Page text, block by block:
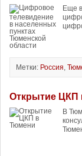
Еще
Метки: Россия,
Открытие ЦКП
В